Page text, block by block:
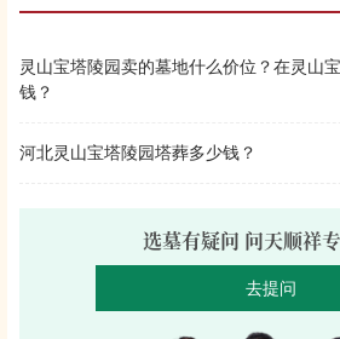
灵山宝塔陵园卖的墓地什么价位？在灵山
钱？
河北灵山宝塔陵园塔葬多少钱？
选墓有疑问 问天顺祥
去提问